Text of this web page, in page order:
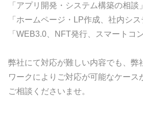
「アプリ開発・システム構築の相談」
「ホームページ・LP作成、社内シス
「WEB3.0、NFT発行、スマートコ
弊社にて対応が難しい内容でも、弊
ワークによりご対応が可能なケース
ご相談くださいませ。